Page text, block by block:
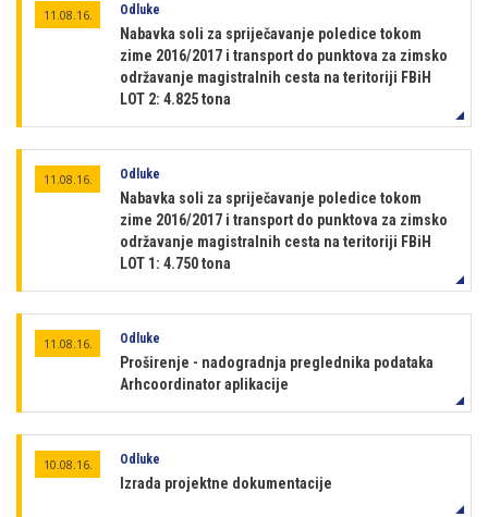
11.08.16. Odluke
Nabavka soli za spriječavanje poledice tokom
zime 2016/2017 i transport do punktova za zimsko
održavanje magistralnih cesta na teritoriji FBiH
LOT 2: 4.825 tona
11.08.16. Odluke
Nabavka soli za spriječavanje poledice tokom
zime 2016/2017 i transport do punktova za zimsko
održavanje magistralnih cesta na teritoriji FBiH
LOT 1: 4.750 tona
11.08.16. Odluke
Proširenje - nadogradnja preglednika podataka
Arhcoordinator aplikacije
10.08.16. Odluke
Izrada projektne dokumentacije